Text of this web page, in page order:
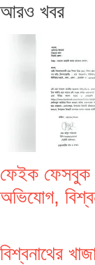
আরও খবর
ফেইক ফেসবুক
অভিযোগ,
বিশ্বনাথের